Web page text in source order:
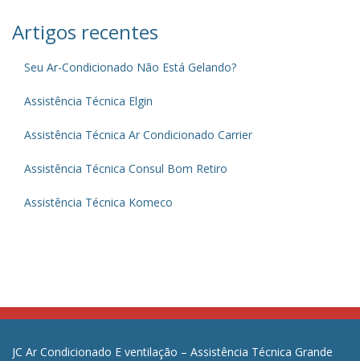
Artigos recentes
Seu Ar-Condicionado Não Está Gelando?
Assistência Técnica Elgin
Assistência Técnica Ar Condicionado Carrier
Assistência Técnica Consul Bom Retiro
Assistência Técnica Komeco
JC Ar Condicionado E ventilação – Assistência Técnica Grande